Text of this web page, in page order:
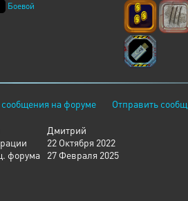
Боевой
на форуме Отправить
Дмитрий
22 Октября 2022
форума
27 Февраля 2025